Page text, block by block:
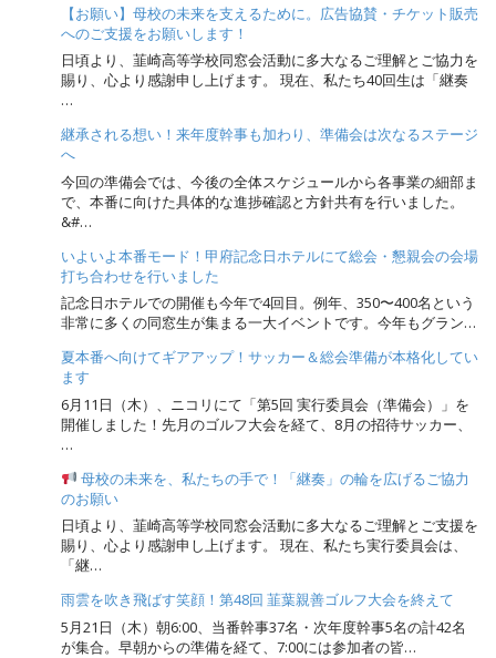
【お願い】母校の未来を支えるために。広告協賛・チケット販売
へのご支援をお願いします！
日頃より、韮崎高等学校同窓会活動に多大なるご理解とご協力を
賜り、心より感謝申し上げます。 現在、私たち40回生は「継奏
…
継承される想い！来年度幹事も加わり、準備会は次なるステージ
へ
今回の準備会では、今後の全体スケジュールから各事業の細部ま
で、本番に向けた具体的な進捗確認と方針共有を行いました。
&#…
いよいよ本番モード！甲府記念日ホテルにて総会・懇親会の会場
打ち合わせを行いました
記念日ホテルでの開催も今年で4回目。例年、350〜400名という
非常に多くの同窓生が集まる一大イベントです。今年もグラン…
夏本番へ向けてギアアップ！サッカー＆総会準備が本格化してい
ます
6月11日（木）、ニコリにて「第5回 実行委員会（準備会）」を
開催しました！先月のゴルフ大会を経て、8月の招待サッカー、
…
母校の未来を、私たちの手で！「継奏」の輪を広げるご協力
のお願い
日頃より、韮崎高等学校同窓会活動に多大なるご理解とご支援を
賜り、心より感謝申し上げます。 現在、私たち実行委員会は、
「継…
雨雲を吹き飛ばす笑顔！第48回 韮葉親善ゴルフ大会を終えて
5月21日（木）朝6:00、当番幹事37名・次年度幹事5名の計42名
が集合。早朝からの準備を経て、7:00には参加者の皆…